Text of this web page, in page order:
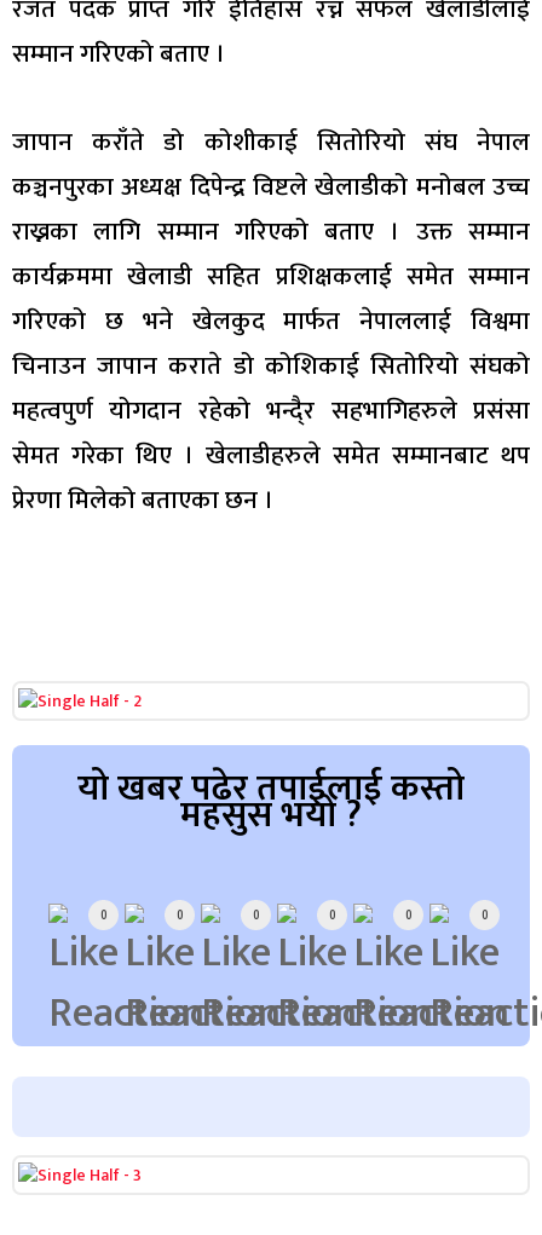
रजत पदक प्राप्त गरि ईतिहास रच्न सफल खेलाडीलाई
सम्मान गरिएको बताए ।
जापान कराँते डो कोशीकाई सितोरियो संघ नेपाल
कञ्चनपुरका अध्यक्ष दिपेन्द्र विष्टले खेलाडीको मनोबल उच्च
राख्नका लागि सम्मान गरिएको बताए । उक्त सम्मान
कार्यक्रममा खेलाडी सहित प्रशिक्षकलाई समेत सम्मान
गरिएको छ भने खेलकुद मार्फत नेपाललाई विश्वमा
चिनाउन जापान कराते डो कोशिकाई सितोरियो संघको
महत्वपुर्ण योगदान रहेको भन्दै्र सहभागिहरुले प्रसंसा
सेमत गरेका थिए । खेलाडीहरुले समेत सम्मानबाट थप
प्रेरणा मिलेको बताएका छन ।
यो खबर पढेर तपाईलाई कस्तो
महसुस भयो ?
0 0 0 0 0 0